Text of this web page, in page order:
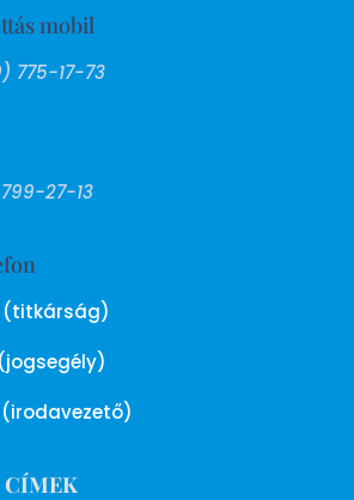
mobil
775-17-73
27-13
(titkárság)
CÍMEK